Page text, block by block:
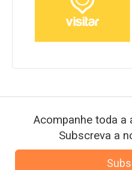
Acompanhe toda a
Subscreva a